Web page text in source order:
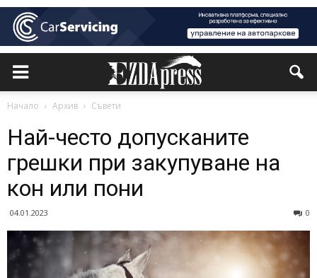
Начало Архив Съвети
Най-често допусканите
грешки при закупуване на
кон или пони
04.01.2023 0